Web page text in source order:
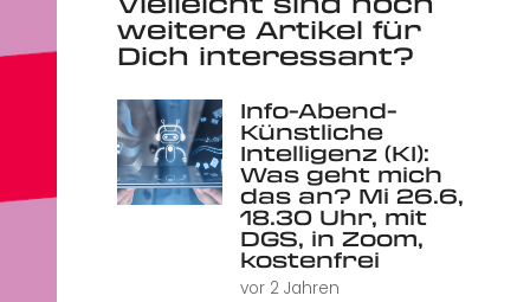
weitere Artikel für
Dich interessant?
Info-Abend-
Künstliche
Intelligenz (KI):
Was geht mich
das an? Mi 26.6,
18.30 Uhr, mit
DGS, in Zoom,
kostenfrei
vor 2 Jahren